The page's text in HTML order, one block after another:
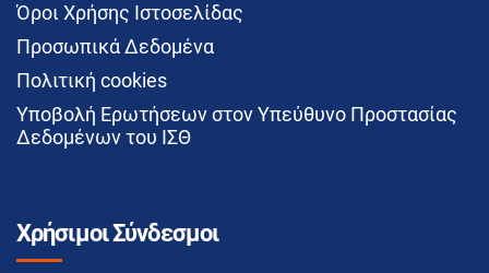
Όροι Χρήσης Ιστοσελίδας
Προσωπικά Δεδομένα
Πολιτική cookies
Υποβολή Ερωτήσεων στον Υπεύθυνο Προστασίας
Δεδομένων του ΙΣΘ
Χρήσιμοι Σύνδεσμοι